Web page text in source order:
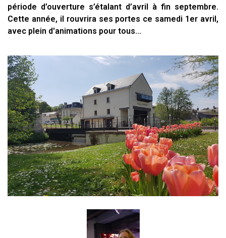
période d’ouverture s’étalant d’avril à fin septembre.
Cette année, il rouvrira ses portes ce samedi 1er avril,
avec plein d'animations pour tous...